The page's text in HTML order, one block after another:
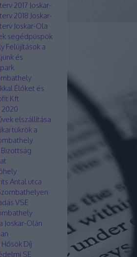
2017 Joskar-
2018 Joskar-
Joskar-Ola
segédpüspök
Felújítások a
és
Élőket és
Kft
2020
elszállítása
tükrök a
Bizottság
Antal utca
VSE
Joskar-Olán
Hősök Díj
SE